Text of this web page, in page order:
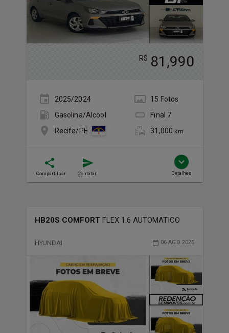
R$ 81,990
2025/2024 15 Fotos
Gasolina/Álcool
Final 7
Recife/PE
31,000 km
Compartilhar Contatar Detalhes
HB20S COMFORT FLEX 1.6 AUTOMATICO
HYUNDAI 06 AGO 2026